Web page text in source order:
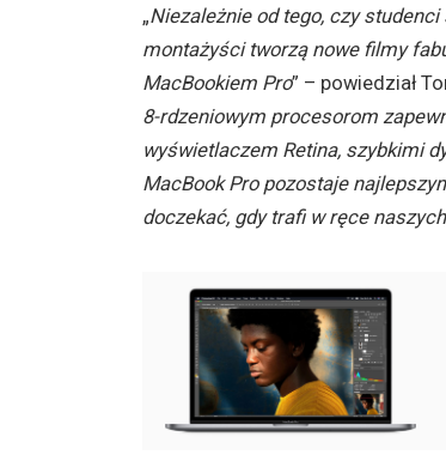
„Niezależnie od tego, czy
montażyści tworzą nowe filmy
MacBookiem Pro” – powiedział
8-rdzeniowym procesorom
wyświetlaczem Retina, szybkimi
MacBook Pro pozostaje
doczekać, gdy trafi w ręce